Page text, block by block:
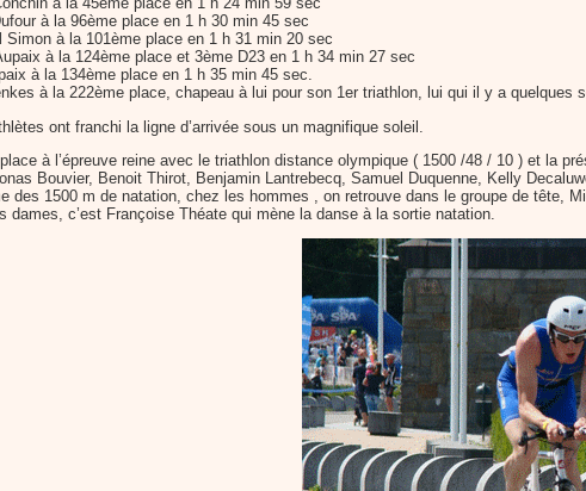
à la 96ème place en 1 h 30 min 45 sec
Simon à la 101ème place en 1 h 31 min 20 sec
à la 124ème place et 3ème D23 en 1 h 34 min 27 sec
à la 134ème place en 1 h 35 min 45 sec.
à la 222ème place, chapeau à lui pour son 1er triathlon, lui qui il y a quelques
ont franchi la ligne d’arrivée sous un magnifique soleil.
à l’épreuve reine avec le triathlon distance olympique ( 1500 /48 / 10 ) et la
Bouvier, Benoit Thirot, Benjamin Lantrebecq, Samuel Duquenne, Kelly
des 1500 m de natation, chez les hommes , on retrouve dans le groupe de tête,
dames, c’est Françoise Théate qui mène la danse à la sortie natation.